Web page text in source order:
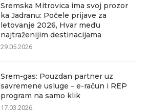
Sremska Mitrovica ima svoj prozor
ka Jadranu: Počele prijave za
letovanje 2026, Hvar među
najtraženijim destinacijama
29.05.2026.
Srem-gas: Pouzdan partner uz
savremene usluge – e-račun i REP
program na samo klik
17.03.2026.